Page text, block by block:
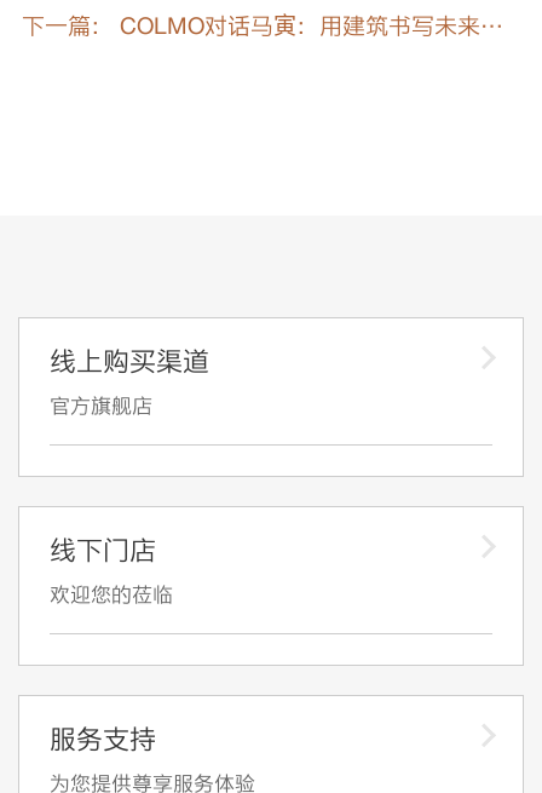
下一篇： COLMO对话马寅：用建筑书写未来生
线上购买渠道
官方旗舰店
线下门店
欢迎您的莅临
服务支持
为您提供尊享服务体验